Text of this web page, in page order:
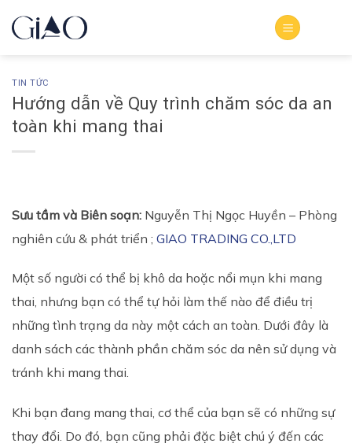
qua
TIN TỨC
Hướng dẫn về Quy trình chăm sóc da an
toàn khi mang thai
Sưu tầm và Biên soạn: Nguyễn Thị Ngọc Huyền – Phòng
nghiên cứu & phát triển ; GIAO TRADING CO.,LTD
Một số người có thể bị khô da hoặc nổi mụn khi mang
thai, nhưng bạn có thể tự hỏi làm thế nào để điều trị
những tình trạng da này một cách an toàn. Dưới đây là
danh sách các thành phần chăm sóc da nên sử dụng và
tránh khi mang thai.
Khi bạn đang mang thai, cơ thể của bạn sẽ có những sự
thay đổi. Do đó, bạn cũng phải đặc biệt chú ý đến các